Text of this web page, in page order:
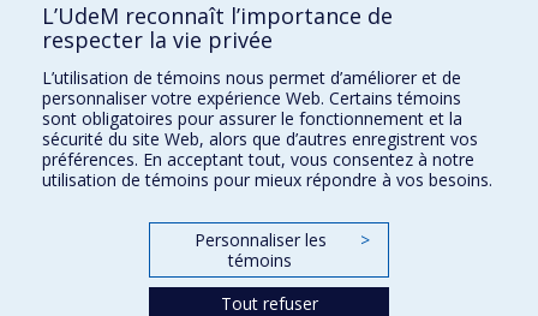
Kinésiologie et des sciences de l’activité physique
Orthophonie et audiologie
Réadaptation
Directions
DPC
CPASS
L’UdeM reconnaît l’importance de
respecter la vie privée
L’utilisation de témoins nous permet d’améliorer et de
personnaliser votre expérience Web. Certains témoins
sont obligatoires pour assurer le fonctionnement et la
sécurité du site Web, alors que d’autres enregistrent vos
préférences. En acceptant tout, vous consentez à notre
utilisation de témoins pour mieux répondre à vos besoins.
Personnaliser les
témoins
>
Tout refuser